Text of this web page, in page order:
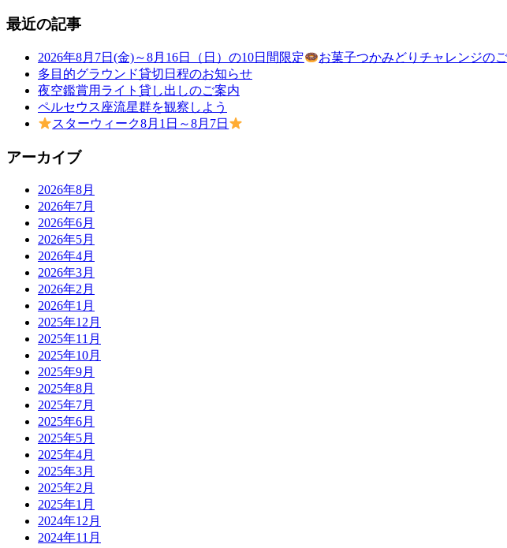
最近の記事
2026年8月7日(金)～8月16日（日）の10日間限定
お菓子つかみどりチャレンジの
多目的グラウンド貸切日程のお知らせ
夜空鑑賞用ライト貸し出しのご案内
ペルセウス座流星群を観察しよう
スターウィーク8月1日～8月7日
アーカイブ
2026年8月
2026年7月
2026年6月
2026年5月
2026年4月
2026年3月
2026年2月
2026年1月
2025年12月
2025年11月
2025年10月
2025年9月
2025年8月
2025年7月
2025年6月
2025年5月
2025年4月
2025年3月
2025年2月
2025年1月
2024年12月
2024年11月